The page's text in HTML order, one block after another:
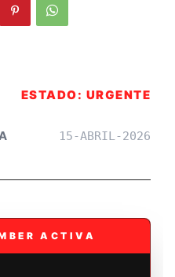
ESTADO: URGENTE
15-ABRIL-2026
ACTIVA